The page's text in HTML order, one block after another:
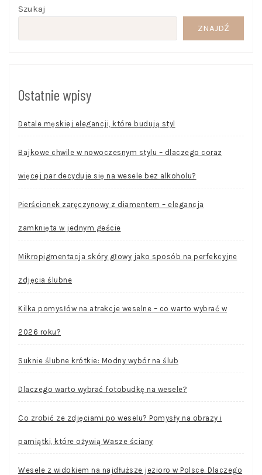
Szukaj
ZNAJDŹ
Ostatnie wpisy
Detale męskiej elegancji, które budują styl
Bajkowe chwile w nowoczesnym stylu – dlaczego coraz
więcej par decyduje się na wesele bez alkoholu?
Pierścionek zaręczynowy z diamentem – elegancja
zamknięta w jednym geście
Mikropigmentacja skóry głowy jako sposób na perfekcyjne
zdjęcia ślubne
Kilka pomysłów na atrakcje weselne – co warto wybrać w
2026 roku?
Suknie ślubne krótkie: Modny wybór na ślub
Dlaczego warto wybrać fotobudkę na wesele?
Co zrobić ze zdjęciami po weselu? Pomysły na obrazy i
pamiątki, które ożywią Wasze ściany
Wesele z widokiem na najdłuższe jezioro w Polsce. Dlaczego